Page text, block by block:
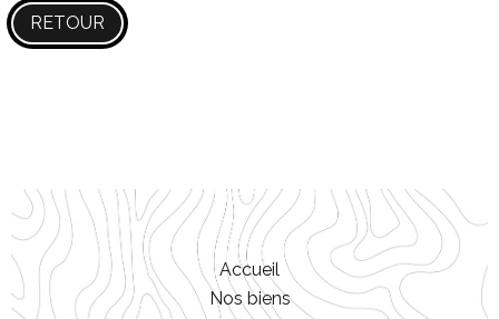
RETOUR
Accueil
Nos biens